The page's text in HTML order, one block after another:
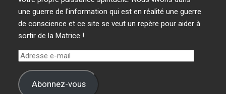
une guerre de l'information qui est en réalité une guerre
de conscience et ce site se veut un repère pour aider à
sortir de la Matrice !
Adresse
mail Abonnez-vous